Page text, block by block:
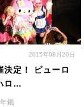
2015年08月20日
決定！ ピューロ
ロ…
鑑